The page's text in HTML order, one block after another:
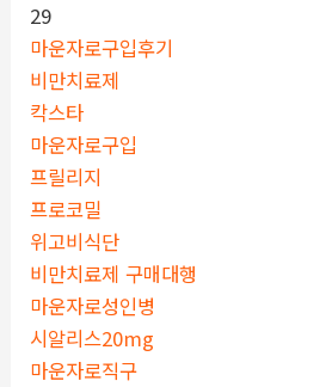
29
마운자로구입후기
비만치료제
칵스타
마운자로구입
프릴리지
프로코밀
위고비식단
비만치료제 구매대행
마운자로성인병
시알리스20mg
마운자로직구